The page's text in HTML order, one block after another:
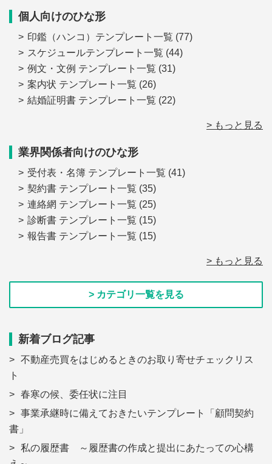
個人向けのひな形
印鑑（ハンコ）テンプレート一覧 (77)
スケジュールテンプレート一覧 (44)
例文・文例 テンプレート一覧 (31)
案内状 テンプレート一覧 (26)
結婚証明書 テンプレート一覧 (22)
> もっと見る
業界関係者向けのひな形
受付表・名簿 テンプレート一覧 (41)
契約書 テンプレート一覧 (35)
連絡網 テンプレート一覧 (25)
診断書 テンプレート一覧 (15)
報告書 テンプレート一覧 (15)
> もっと見る
> カテゴリ一覧を見る
新着ブログ記事
不動産売買をはじめるときのお取り寄せチェックリス
ト
春寒の候、委任状に注目
事業承継時に備えておきたいテンプレート「顧問契約
書」
私の履歴書 ～履歴書の作成と提出にあたっての心構